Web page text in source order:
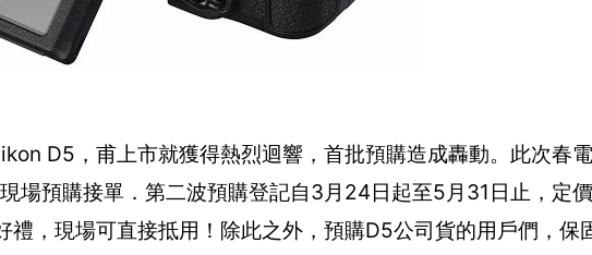
D5，甫上市就獲得熱烈迴響，首批預購造成轟動。此次春
場預購接單．第二波預購登記自3月24日起至5月31日止，定價
，現場可直接抵用！除此之外，預購D5公司貨的用戶們，保